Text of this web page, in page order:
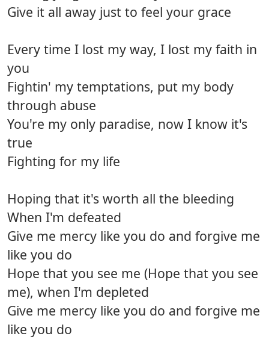
Give it all away just to feel your grace
Every time I lost my way, I lost my faith in
you
Fightin' my temptations, put my body
through abuse
You're my only paradise, now I know it's
true
Fighting for my life
Hoping that it's worth all the bleeding
When I'm defeated
Give me mercy like you do and forgive me
like you do
Hope that you see me (Hope that you see
me), when I'm depleted
Give me mercy like you do and forgive me
like you do